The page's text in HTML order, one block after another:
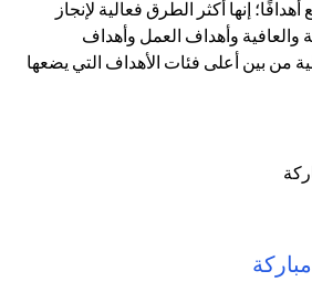
إنها أكثر الطرق فعالية لإنجاز
والعافية وأهداف العمل وأهداف
من بين أعلى فئات الأهداف التي يضعها